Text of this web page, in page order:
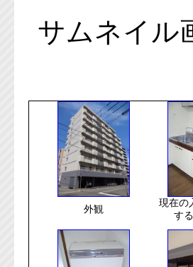
サムネイル
外観
現在の
す